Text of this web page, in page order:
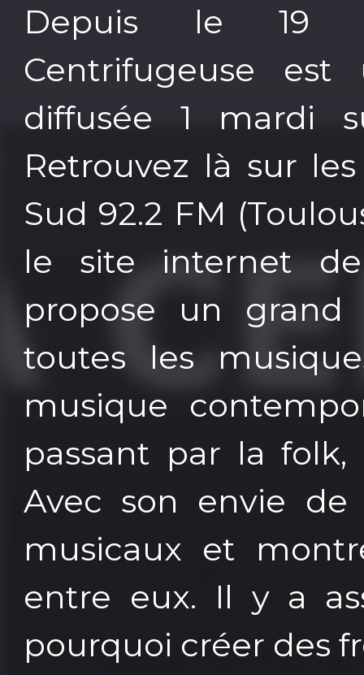
Depuis le 19
Centrifugeuse est
diffusée 1 mardi
Retrouvez là sur
Sud 92.2 FM
le site internet de
propose un
toutes les
musique
passant par la
Avec son envie de
musicaux et
entre eux. Il y a
pourquoi créer des